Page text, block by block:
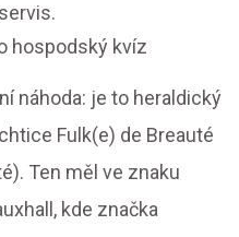
hospodský kvíz
náhoda: je to heraldický
Fulk(e) de Breauté
Ten měl ve znaku
kde značka